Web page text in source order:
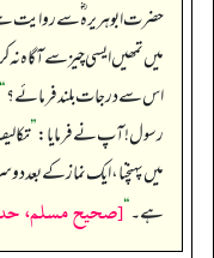
حضرت ابوہریرہ ؓ سے روایت
میں تمھیں ایسی چیز سے آگاہ
اس سے درجات بلند فرمائے؟“
رسول! آپ نے فرمایا:”
میں پہنچنا، ایک نماز کے بعد
ہے۔“[صحيح مسلم،